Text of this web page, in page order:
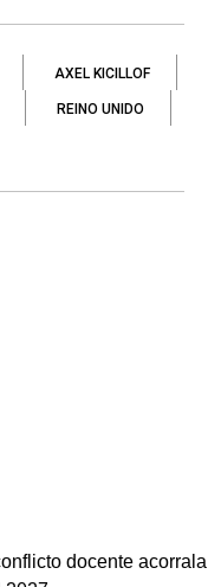
AXEL KICILLOF
REINO UNIDO